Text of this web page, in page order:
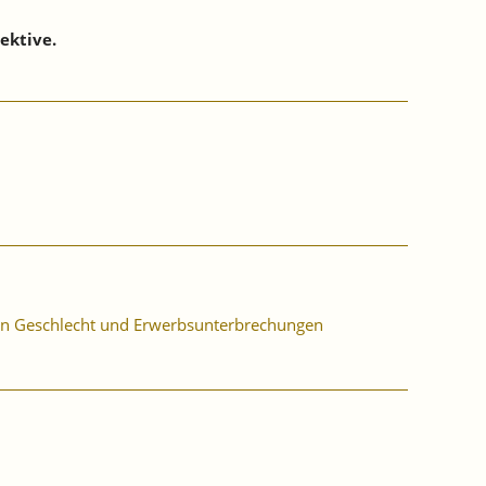
Geschlecht und Erwerbsunterbrechungen